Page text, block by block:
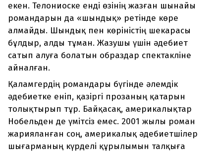
екен. Телониоске енді өзінің жазған шынайы
романдарын да «шындық» ретінде көре
алмайды. Шындық пен көріністің шекарасы
бұлдыр, алды тұман. Жазушы үшін әдебиет
сатып алуға болатын образдар спектакліне
айналған.
Қаламгердің романдары бүгінде әлемдік
әдебиетке еніп, қазіргі прозаның қатарын
толықтырып тұр. Байқасақ, америкалықтар
Нобельден де үмітсіз емес. 2001 жылы роман
жарияланған соң, америкалық әдебиетшілер
шығарманың күрделі құрылымын талқыға